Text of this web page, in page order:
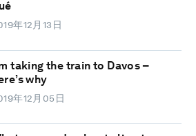
年12月13日
taking the train to Davos –
why
年12月05日